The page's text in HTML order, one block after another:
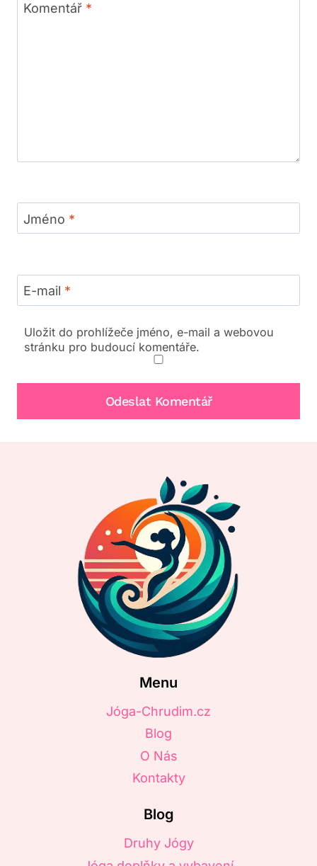
Komentář *
Jméno *
E-mail *
Uložit do prohlížeče jméno, e-mail a webovou
stránku pro budoucí komentáře.
Menu
Jóga-Chrudim.cz
Blog
O Nás
Kontakty
Blog
Druhy Jógy